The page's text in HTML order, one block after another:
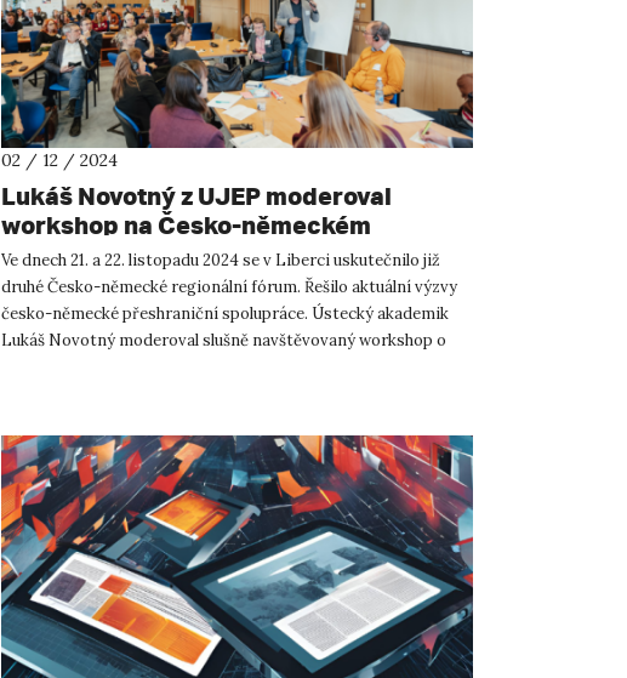
02 / 12 / 2024
Lukáš Novotný z UJEP moderoval
workshop na Česko-německém
regionálním fóru
Ve dnech 21. a 22. listopadu 2024 se v Liberci uskutečnilo již
druhé Česko-německé regionální fórum. Řešilo aktuální výzvy
česko-německé přeshraniční spolupráce. Ústecký akademik
Lukáš Novotný moderoval slušně navštěvovaný workshop o